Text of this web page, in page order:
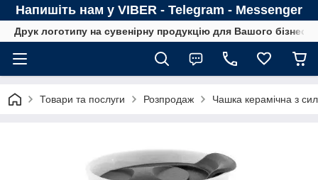
Напишіть нам у VIBER - Telegram - Messenger
Друк логотипу на сувенірну продукцію для Вашого бізнесу
Товари та послуги Розпродаж Чашка керамічна з